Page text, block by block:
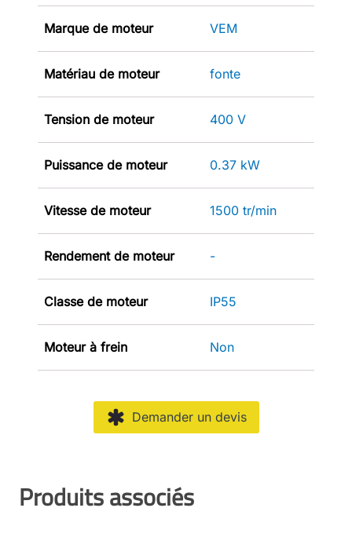
Marque de moteur VEM
Matériau de moteur fonte
Tension de moteur 400 V
Puissance de moteur 0.37 kW
Vitesse de moteur 1500 tr/min
Rendement de moteur -
Classe de moteur IP55
Moteur à frein Non
Demander un devis
Produits associés